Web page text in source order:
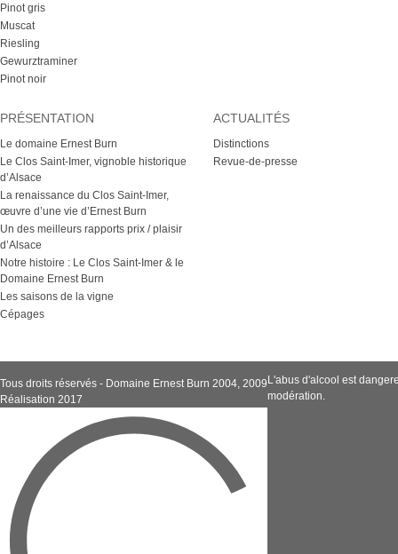
Pinot gris
Muscat
Riesling
Gewurztraminer
Pinot noir
PRÉSENTATION
Le domaine Ernest Burn
Le Clos Saint-Imer, vignoble historique
d’Alsace
La renaissance du Clos Saint-Imer,
œuvre d’une vie d’Ernest Burn
Un des meilleurs rapports prix / plaisir
d’Alsace
Notre histoire : Le Clos Saint-Imer & le
Domaine Ernest Burn
Les saisons de la vigne
Cépages
ACTUALITÉS
Distinctions
Revue-de-presse
Tous droits réservés - Domaine Ernest Burn 2004, 2009
Réalisation 2017
L'abus d'alcool est
modération.